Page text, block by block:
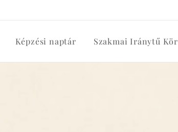
Képzési naptár Szakmai Iránytű Kör